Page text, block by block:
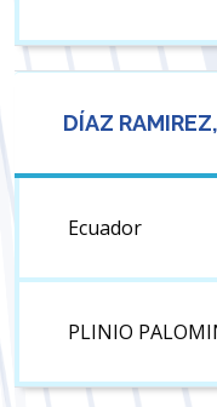
DÍAZ
Ecuador
PLINIO